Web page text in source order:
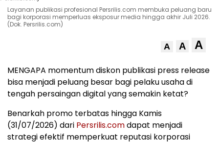
Layanan publikasi profesional Persrilis.com membuka peluang baru
bagi korporasi memperluas eksposur media hingga akhir Juli 2026.
(Dok. Persrilis.com)
A A A
MENGAPA momentum diskon publikasi press release
bisa menjadi peluang besar bagi pelaku usaha di
tengah persaingan digital yang semakin ketat?
Benarkah promo terbatas hingga Kamis
(31/07/2026) dari Persrilis.comdapat menjadi
strategi efektif memperkuat reputasi korporasi